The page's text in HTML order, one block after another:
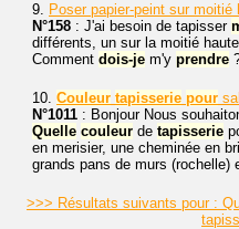
9. Poser papier-peint sur moitié
N°158 : J'ai besoin de tapisser
différents, un sur la moitié
Comment dois-je m'y prendre
10. Couleur tapisserie pour
N°1011 : Bonjour Nous
Quelle couleur de tapisserie
en merisier, une cheminée en
grands pans de murs (rochelle)
>>> Résultats suivants pour :